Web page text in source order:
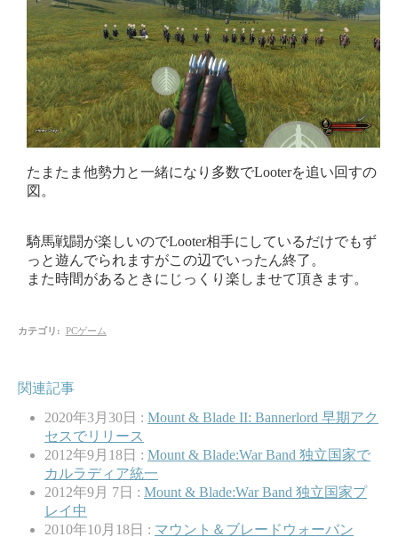
たまたま他勢力と一緒になり多数でLooterを追い回すの
図。
騎馬戦闘が楽しいのでLooter相手にしているだけでもず
っと遊んでられますがこの辺でいったん終了。
また時間があるときにじっくり楽しませて頂きます。
カテゴリ : PCゲーム
関連記事
2020年3月30日 : Mount & Blade II: Bannerlord 早期アク
セスでリリース
2012年9月18日 : Mount & Blade:War Band 独立国家で
カルラディア統一
2012年9月 7日 : Mount & Blade:War Band 独立国家プ
レイ中
2010年10月18日 : マウント＆ブレードウォーバン